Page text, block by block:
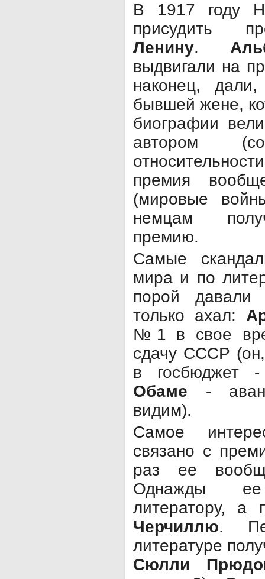
В 1917 году
присудить
Ленину.
выдвигали на
наконец,
бывшей жене,
биографии
автором
премия
(мировые
немцам
премию.
Самые
мира и по
порой
только ахал:
№1 в свое
сдачу СССР (он,
в госбюджет
Обаме -
видим).
Самое
связано с
раз ее
Однажды
литератору, а
Черчиллю.
литературе
Сюлли